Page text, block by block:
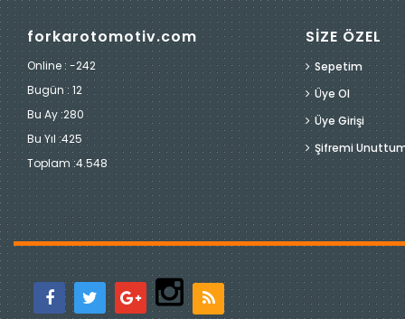
forkarotomotiv.com
Online : -242
Bugün : 12
Bu Ay :280
Bu Yıl :425
Toplam :4.548
SİZE ÖZEL
Sepetim
Üye Ol
Üye Girişi
Şifremi